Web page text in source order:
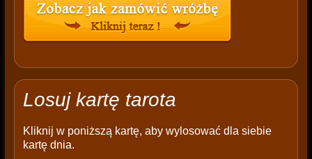
Losuj kartę tarota
Kliknij w poniższą kartę, aby wylosować dla siebie
kartę dnia.